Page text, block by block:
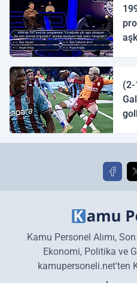
Kamu Personel Alımı,
Ekonomi, Politika ve
kamupersoneli.net'ten